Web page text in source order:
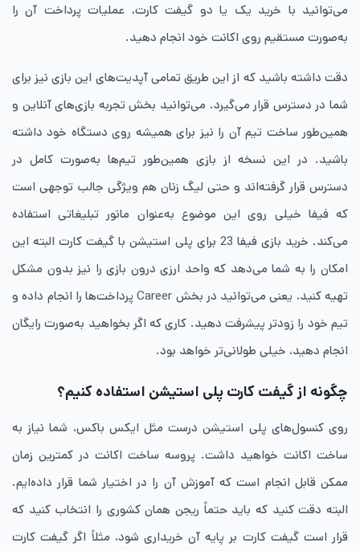
می‌توانید با خرید یک یا دو گیفت ‌کارت، عملیات پرداخت آن را
به‌صورت مستقیم روی اکانت خود انجام دهید.
دقت داشته باشید که از این طریق تمامی آپدیت‌های این بازی نیز برای
شما در دسترس قرار می‌گیرد. می‌توانید بخش تجربه بازی‌های آنلاین و
همین‌طور ساخت تیم آن را نیز برای همیشه روی دستگاه خود داشته
باشید. در این نسخه از بازی همین‌طور تیم‌ها به‌صورت کامل در
دسترس قرار گرفته‌اند و حتی لیگ زنان هم ویژگی جالب ‌توجهی است
که فیفا خیلی روی این موضوع به‌عنوان مانور تبلیغاتی استفاده
می‌کند. خرید بازی فیفا 23 برای پلی‌ استیشن با گیفت‌ کارت البته این
امکان را به شما می‌دهد که واحد ارزی درون بازی را نیز بدون مشکل
تهیه کنید، یعنی می‌توانید در بخش Career پرداخت‌ها را انجام داده و
تیم خود را زودتر پیشرفت دهید. کاری که اگر بخواهید به‌صورت رایگان
انجام دهید، خیلی طولانی‌تر خواهد بود.
چگونه از گیفت‌ کارت پلی‌ استیشن استفاده کنیم؟
روی کنسول‌های پلی‌ استیشن درست مثل ایکس ‌باکس، شما نیاز به
ساخت اکانت خواهید داشت. پروسه ساخت اکانت در کمترین زمان
ممکن قابل انجام است که آموزش آن را در اختیار شما قرار داده‌ایم.
البته دقت کنید که باید حتماً ریجن همان کشوری را انتخاب کنید که
قرار است گیفت‌ کارت بر پایه آن خریداری شود، مثلاً اگر گیفت‌ کارت